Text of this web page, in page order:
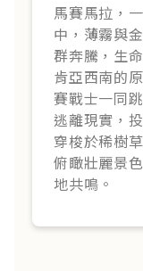
馬賽馬拉，
中，薄霧與
群奔騰，生
肯亞西南的
賽戰士一同
逃離現實，
穿梭於稀樹
俯瞰壯麗景
地共鳴。